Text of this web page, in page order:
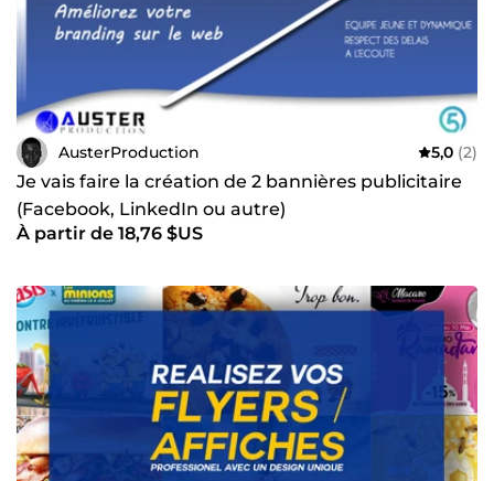
AusterProduction 5,0 (2)
Je vais faire la création de 2 bannières publicitaire
(Facebook, LinkedIn ou autre)
À partir de 18,76 $US